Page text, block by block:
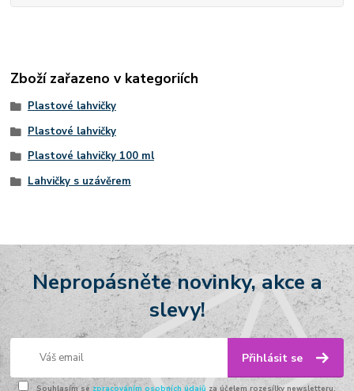
Zboží zařazeno v kategoriích
Plastové lahvičky
Plastové lahvičky
Plastové lahvičky 100 ml
Lahvičky s uzávěrem
Nepropásněte novinky, akce a
slevy!
Přihlásit se
Souhlasím se zpracováním osobních údajů za účelem rozesílky newsletteru.